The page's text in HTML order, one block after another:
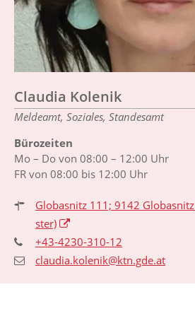
Claudia Kolenik
Meldeamt, Soziales, Standesamt
Bürozeiten
Mo – Do von 08:00 – 12:00 Uhr
FR von 08:00 bis 12:00 Uhr
Globasnitz 111; 9142 Globasnitz
ster)
+43-4230-310-12
claudia.kolenik@ktn.gde.at